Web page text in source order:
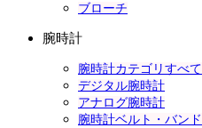
ブローチ
腕時計
腕時計カテゴリすべて
デジタル腕時計
アナログ腕時計
腕時計ベルト・バンド